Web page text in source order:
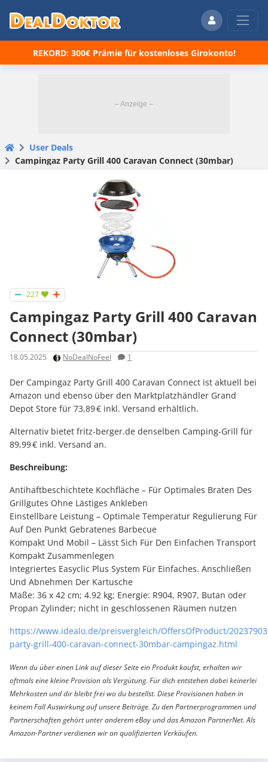
REKORD: 300€ Prämie für kostenloses Girokonto!
User Deals
Campingaz Party Grill 400 Caravan Connect (30mbar)
227
Campingaz Party Grill 400 Caravan
Connect (30mbar)
18.05.2025 NoDealNoFeel 1
Der Campingaz Party Grill 400 Caravan Connect ist aktuell bei
Amazon und ebenso über den Marktplatzhändler Grand
Depot Store für 73,89 € inkl. Versand erhältlich.
Alternativ bietet fritz-berger.de denselben Camping-Grill für
89,99 € inkl. Versand an.
Beschreibung:
Antihaftbeschichtete Kochfläche – Für Optimales Braten Des
Grillgutes Ohne Lästiges Ankleben
Einstellbare Leistung – Optimale Temperatur Regulierung Für
Auf Den Punkt Gebratenes Barbecue
Kompakt Und Mobil – Lässt Sich Für Den Einfachen Transport
Kompakt Zusammenlegen
Integriertes Easyclic Plus System Für Einfaches. Anschließen
Und Abnehmen Der Kartusche
Maße: 36 x 42 cm; 4.92 kg; Energie: R904, R907, Butan oder
Propan Zylinder; nicht in geschlossenen Räumen nutzen
https://www.idealo.de/preisvergleich/OffersOfProduct/
party-grill-400-caravan-connect-30mbar-campingaz.html
Wenn du über einen Link auf dieser Seite ein Produkt kaufst, erhalten wir
oftmals eine kleine Provision als Vergütung. Für dich entstehen dabei keinerlei
Mehrkosten und dir bleibt frei wo du bestellst. Diese Provisionen haben in
keinem Fall Auswirkung auf unsere Beiträge. Zu den Partnerprogrammen und
Partnerschaften gehört unter anderem eBay und das Amazon PartnerNet. Als
Amazon-Partner verdienen wir an qualifizierten Verkäufen.